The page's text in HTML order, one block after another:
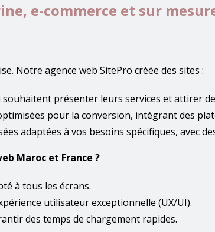
e-commerce et sur
Notre agence web SitePro créée des sites :
présenter leurs services et attirer
pour la conversion, intégrant des
adaptées à vos besoins spécifiques, avec
Maroc et France ?
à tous les écrans.
utilisateur exceptionnelle (UX/UI).
des temps de chargement rapides.